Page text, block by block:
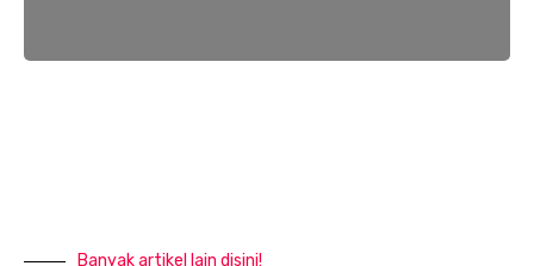
Banyak artikel lain disini!